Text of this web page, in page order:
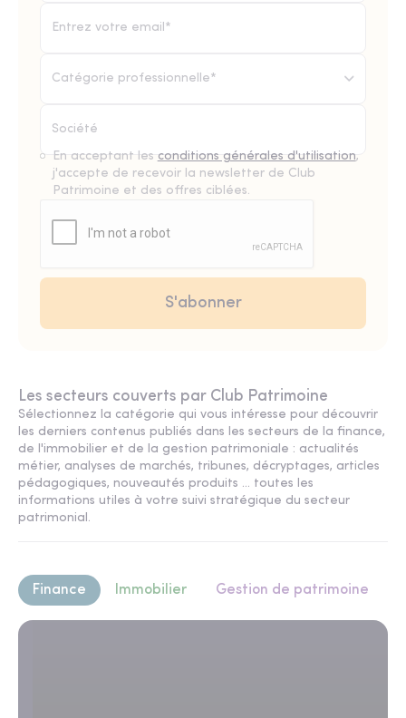
Catégorie professionnelle*
En acceptant les conditions générales d'utilisation,
j'accepte de recevoir la newsletter de Club
Patrimoine et des offres ciblées.
Les secteurs couverts par Club Patrimoine
Sélectionnez la catégorie qui vous intéresse pour découvrir
les derniers contenus publiés dans les secteurs de la finance,
de l'immobilier et de la gestion patrimoniale : actualités
métier, analyses de marchés, tribunes, décryptages, articles
pédagogiques, nouveautés produits ... toutes les
informations utiles à votre suivi stratégique du secteur
patrimonial.
Finance Immobilier Gestion de patrimoine